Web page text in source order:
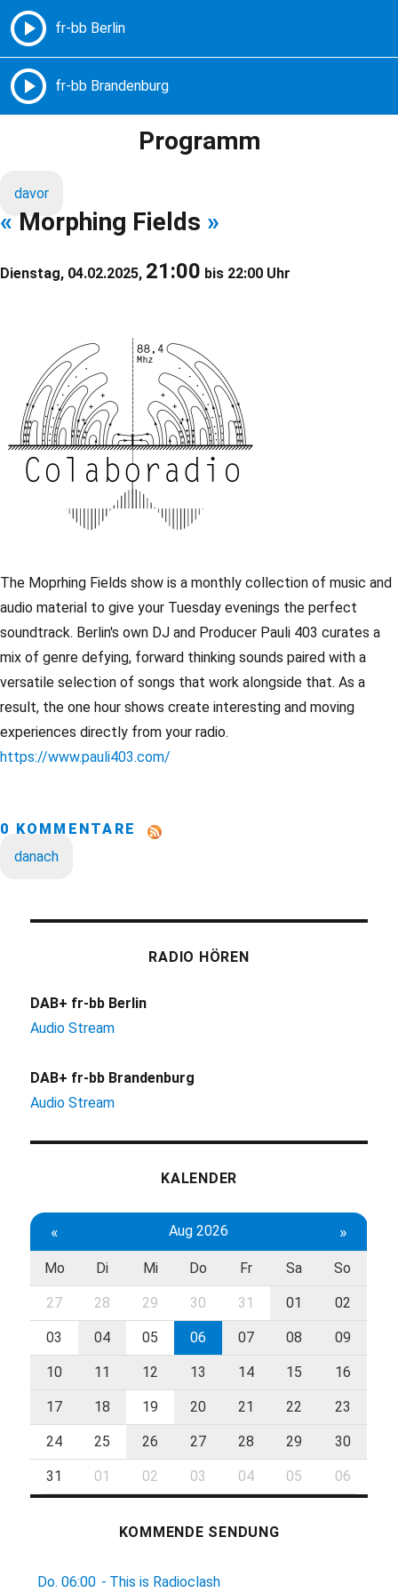
Freie Radios – Berlin Brandenburg
Programm
davor
« Morphing Fields »
Dienstag, 04.02.2025, 21:00 bis 22:00 Uhr
The Moprhing Fields show is a monthly collection of music and
audio material to give your Tuesday evenings the perfect
soundtrack. Berlin's own DJ and Producer Pauli 403 curates a
mix of genre defying, forward thinking sounds paired with a
versatile selection of songs that work alongside that. As a
result, the one hour shows create interesting and moving
experiences directly from your radio.
https://www.pauli403.com/
0 KOMMENTARE
danach
RADIO HÖREN
DAB+ fr-bb Berlin
Audio Stream
DAB+ fr-bb Brandenburg
Audio Stream
KALENDER
« Aug 2026 »
Mo Di Mi Do Fr Sa So
27 28 29 30 31 01 02
03 04 05 06 07 08 09
10 11 12 13 14 15 16
17 18 19 20 21 22 23
24 25 26 27 28 29 30
31 01 02 03 04 05 06
KOMMENDE SENDUNG
Do. 06:00 - This is Radioclash